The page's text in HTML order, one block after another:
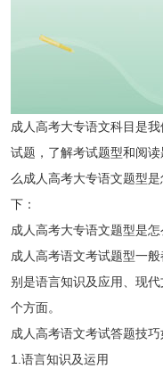
成人高考大专语文科目是
试题，了解考试题型和阅
么成人高考大专语文题型
下：
成人高考大专语文题型是怎
成人高考语文考试题型一
别是语言知识及应用、现
个方面。
成人高考语文考试答题技巧
1.语言知识及运用